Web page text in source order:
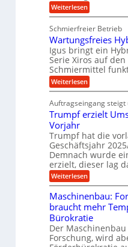
g
n
w
e
g
u
n
g
e
n
e
u
n
d
M
a
s
c
h
i
n
n
b
k
z
e
u
g
k
r
e
i
s
l
a
u
f
Weiterlesen:
K
g
e
l
s
c
h
i
e
e
n
ü
h
r
u
n
g
e
B
S
C
L
w
e
Schmierfreier Betrieb
Wartungsfreies
Igus bringt ein
Serie Xiros auf
Schmiermittel
Weiterlesen:
W
r
t
g
s
f
r
e
i
s
H
y
b
r
i
Auftragseingang steigt
Trumpf erzielt
Vorjahr
Trumpf hat die
Geschäftsjahr
Demnach wurde
erzielt, dieser lag
Weiterlesen:
T
u
m
p
f
e
r
Maschinenbau:
braucht mehr
Bürokratie
Der
Forschung, wird